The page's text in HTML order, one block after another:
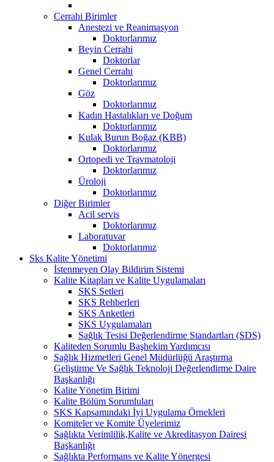
Cerrahi Birimler
Anestezi ve Reanimasyon
Doktorlarımız
Beyin Cerrahi
Doktorlar
Genel Cerrahi
Doktorlarımız
Göz
Doktorlarımız
Kadın Hastalıkları ve Doğum
Doktorlarımız
Kulak Burun Boğaz (KBB)
Doktorlarımız
Ortopedi ve Travmatoloji
Doktorlarımız
Üroloji
Doktorlarımız
Diğer Birimler
Acil servis
Doktorlarımız
Laboratuvar
Doktorlarımız
Sks Kalite Yönetimi
İstenmeyen Olay Bildirim Sistemi
Kalite Kitapları ve Kalite Uygulamaları
SKS Setleri
SKS Rehberleri
SKS Anketleri
SKS Uygulamaları
Sağlık Tesisi Değerlendirme Standartları (SDS)
Kaliteden Sorumlu Başhekim Yardımcısı
Sağlık Hizmetleri Genel Müdürlüğü Araştırma
Geliştirme Ve Sağlık Teknoloji Değerlendirme Daire
Başkanlığı
Kalite Yönetim Birimi
Kalite Bölüm Sorumluları
SKS Kapsamındaki İyi Uygulama Örnekleri
Komiteler ve Komite Üyelerimiz
Sağlıkta Verimlilik,Kalite ve Akreditasyon Dairesi
Başkanlığı
Sağlıkta Performans ve Kalite Yönergesi